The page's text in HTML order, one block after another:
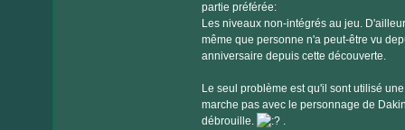
partie préférée:
Les niveaux non-intégrés au jeu.
même que personne n'a peut-être vu
anniversaire depuis cette découverte.
Le seul problème est qu'il sont utilisé
marche pas avec le personnage de
débrouille.
.